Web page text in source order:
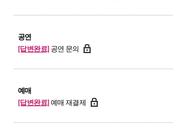
공연
[답변완료] 공연 문의
예매
[답변완료]예매 재결제